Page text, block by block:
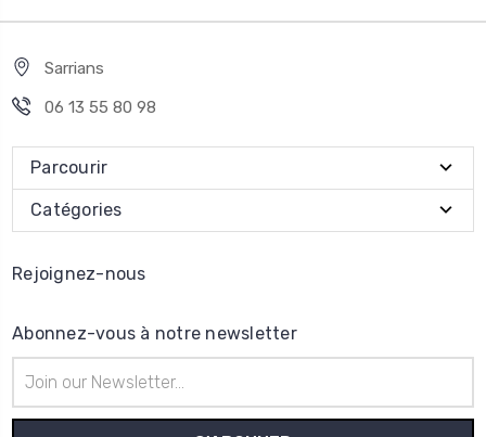
Sarrians
06 13 55 80 98
Parcourir
Catégories
Rejoignez-nous
Abonnez-vous à notre newsletter
e-
mail